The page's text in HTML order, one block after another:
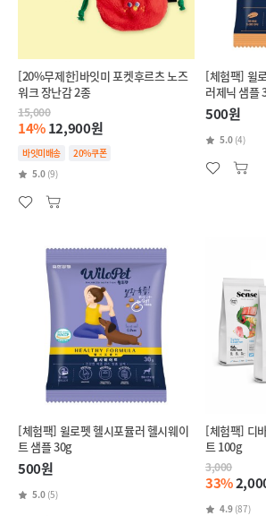
[20%무제한]바잇미 포켓후르츠 노즈
워크 장난감 2종
15,000
14%12,900원
바잇미배송
20%쿠폰
5.0 (9)
[체험팩] 윌
러제닉 샘플
500원
5.0 (4)
[체험팩] 윌로펫 헬시포뮬러 헬시웨이
트 샘플 30g
500원
5.0 (5)
[체험팩] 디
트 100g
3,000
33%
4.9 (87)